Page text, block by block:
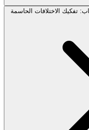
تفكيك الاختلافات الحاسمة